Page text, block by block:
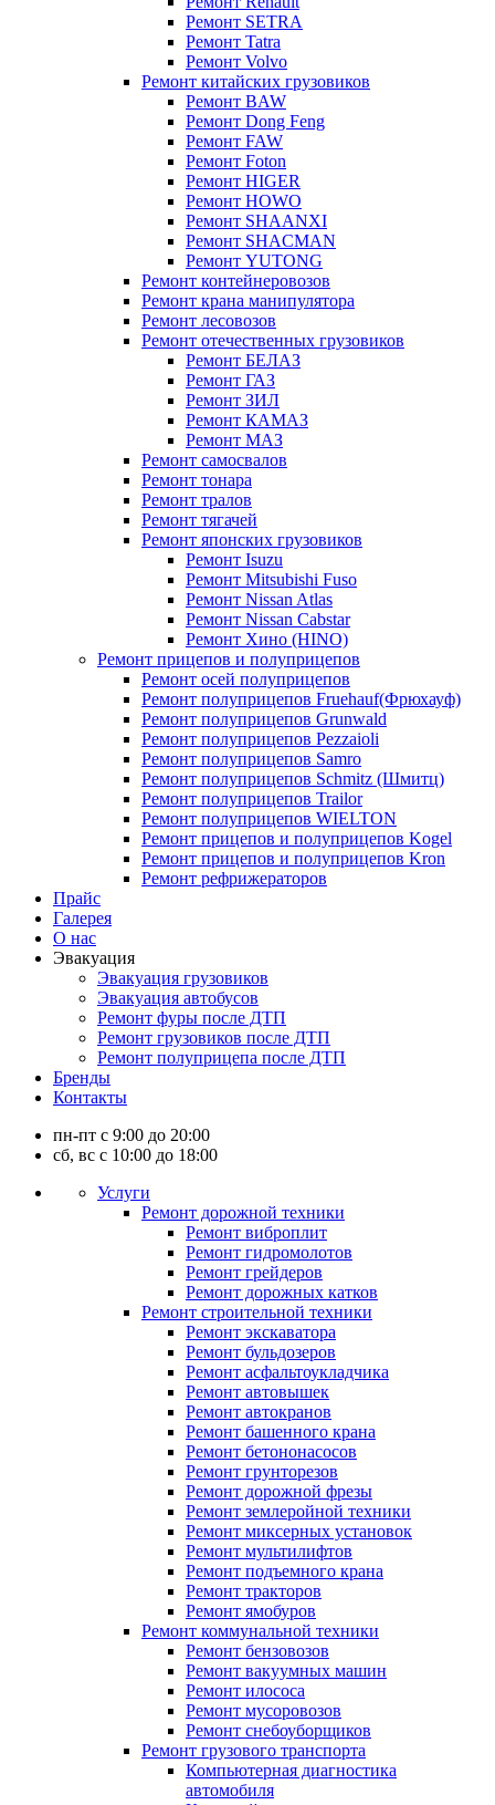
Ремонт SETRA
Ремонт Tatra
Ремонт Volvo
Ремонт китайских грузовиков
Ремонт BAW
Ремонт Dong Feng
Ремонт FAW
Ремонт Foton
Ремонт HIGER
Ремонт HOWO
Ремонт SHAANXI
Ремонт SHACMAN
Ремонт YUTONG
Ремонт контейнеровозов
Ремонт крана манипулятора
Ремонт лесовозов
Ремонт отечественных грузовиков
Ремонт БЕЛАЗ
Ремонт ГАЗ
Ремонт ЗИЛ
Ремонт КАМАЗ
Ремонт МАЗ
Ремонт самосвалов
Ремонт тонара
Ремонт тралов
Ремонт тягачей
Ремонт японских грузовиков
Ремонт Isuzu
Ремонт Mitsubishi Fuso
Ремонт Nissan Atlas
Ремонт Nissan Cabstar
Ремонт Хино (HINO)
Ремонт прицепов и полуприцепов
Ремонт осей полуприцепов
Ремонт полуприцепов Fruehauf(Фрюхауф)
Ремонт полуприцепов Grunwald
Ремонт полуприцепов Pezzaioli
Ремонт полуприцепов Samro
Ремонт полуприцепов Schmitz (Шмитц)
Ремонт полуприцепов Trailor
Ремонт полуприцепов WIELTON
Ремонт прицепов и полуприцепов Kogel
Ремонт прицепов и полуприцепов Kron
Ремонт рефрижераторов
Прайс
Галерея
О нас
Эвакуация
Эвакуация грузовиков
Эвакуация автобусов
Ремонт фуры после ДТП
Ремонт грузовиков после ДТП
Ремонт полуприцепа после ДТП
Бренды
Контакты
пн-пт с 9:00 до 20:00
сб, вс с 10:00 до 18:00
Услуги
Ремонт дорожной техники
Ремонт виброплит
Ремонт гидромолотов
Ремонт грейдеров
Ремонт дорожных катков
Ремонт строительной техники
Ремонт экскаватора
Ремонт бульдозеров
Ремонт асфальтоукладчика
Ремонт автовышек
Ремонт автокранов
Ремонт башенного крана
Ремонт бетононасосов
Ремонт грунторезов
Ремонт дорожной фрезы
Ремонт землеройной техники
Ремонт миксерных установок
Ремонт мультилифтов
Ремонт подъемного крана
Ремонт тракторов
Ремонт ямобуров
Ремонт коммунальной техники
Ремонт бензовозов
Ремонт вакуумных машин
Ремонт илососа
Ремонт мусоровозов
Ремонт снебоуборщиков
Ремонт грузового транспорта
Компьютерная диагностика
автомобиля